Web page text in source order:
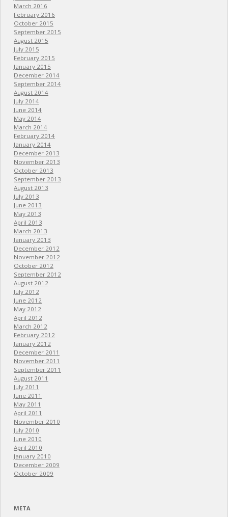
March 2016
February 2016
October 2015
September 2015
August 2015
July 2015
February 2015
January 2015
December 2014
September 2014
August 2014
July 2014
June 2014
May 2014
March 2014
February 2014
January 2014
December 2013
November 2013
October 2013
September 2013
August 2013
July 2013
June 2013
May 2013
April 2013
March 2013
January 2013
December 2012
November 2012
October 2012
September 2012
August 2012
July 2012
June 2012
May 2012
April 2012
March 2012
February 2012
January 2012
December 2011
November 2011
September 2011
August 2011
July 2011
June 2011
May 2011
April 2011
November 2010
July 2010
June 2010
April 2010
January 2010
December 2009
October 2009
META